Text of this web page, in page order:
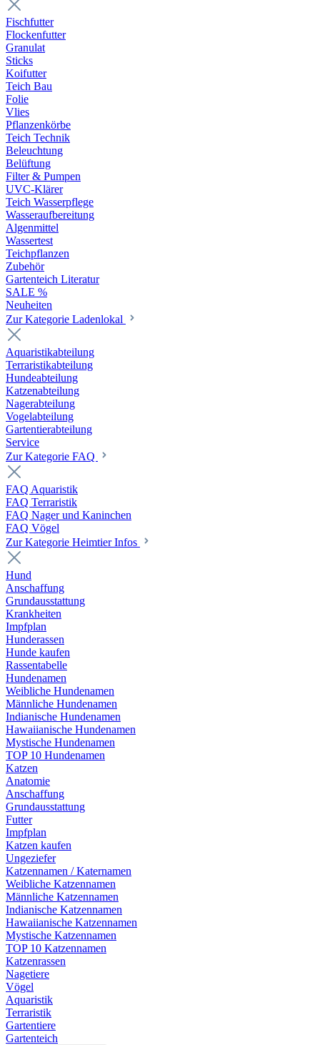
Fischfutter
Flockenfutter
Granulat
Sticks
Koifutter
Teich Bau
Folie
Vlies
Pflanzenkörbe
Teich Technik
Beleuchtung
Belüftung
Filter & Pumpen
UVC-Klärer
Teich Wasserpflege
Wasseraufbereitung
Algenmittel
Wassertest
Teichpflanzen
Zubehör
Gartenteich Literatur
SALE %
Neuheiten
Zur Kategorie Ladenlokal
Aquaristikabteilung
Terraristikabteilung
Hundeabteilung
Katzenabteilung
Nagerabteilung
Vogelabteilung
Gartentierabteilung
Service
Zur Kategorie FAQ
FAQ Aquaristik
FAQ Terraristik
FAQ Nager und Kaninchen
FAQ Vögel
Zur Kategorie Heimtier Infos
Hund
Anschaffung
Grundausstattung
Krankheiten
Impfplan
Hunderassen
Hunde kaufen
Rassentabelle
Hundenamen
Weibliche Hundenamen
Männliche Hundenamen
Indianische Hundenamen
Hawaiianische Hundenamen
Mystische Hundenamen
TOP 10 Hundenamen
Katzen
Anatomie
Anschaffung
Grundausstattung
Futter
Impfplan
Katzen kaufen
Ungeziefer
Katzennamen / Katernamen
Weibliche Katzennamen
Männliche Katzennamen
Indianische Katzennamen
Hawaiianische Katzennamen
Mystische Katzennamen
TOP 10 Katzennamen
Katzenrassen
Nagetiere
Vögel
Aquaristik
Terraristik
Gartentiere
Gartenteich